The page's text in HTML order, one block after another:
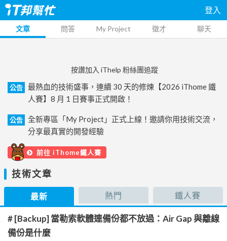
登入
文章 問答 My Project 徵才 聊天
按讚加入 iThelp 粉絲團追蹤
公告
最熱血的技術盛事，連續 30 天的修煉【2026 iThome 鐵
人賽】8 月 1 日賽事正式開啟！
公告
全新專區「My Project」正式上線！邀請你用技術交流，
分享最真實的開發經驗
前往 iThome鐵人賽
技術文章
最新 熱門 鐵人賽
# [Backup] 當勒索軟體連備份都不放過：Air Gap 與離線
備份是什麼